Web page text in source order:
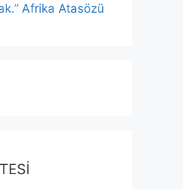
Afrika Atasözü